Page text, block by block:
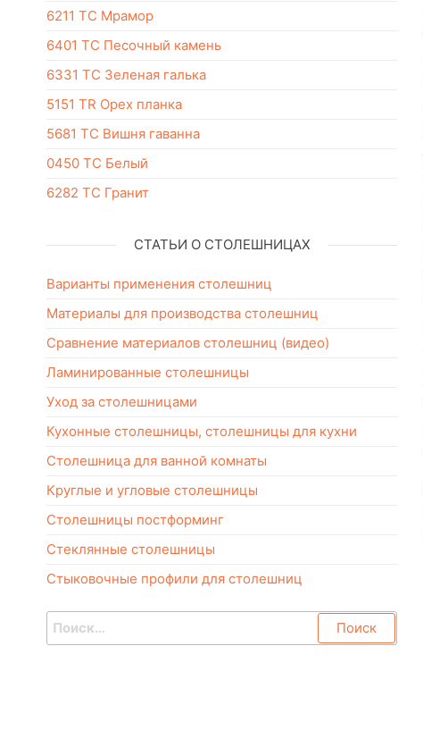
6211 TC Мрамор
6401 TC Песочный камень
6331 TC Зеленая галька
5151 TR Орех планка
5681 ТС Вишня гаванна
0450 TC Белый
6282 ТС Гранит
СТАТЬИ О СТОЛЕШНИЦАХ
Варианты применения столешниц
Материалы для производства столешниц
Сравнение материалов столешниц (видео)
Ламинированные столешницы
Уход за столешницами
Кухонные столешницы, столешницы для кухни
Столешница для ванной комнаты
Круглые и угловые столешницы
Столешницы постформинг
Стеклянные столешницы
Стыковочные профили для столешниц
Найти: